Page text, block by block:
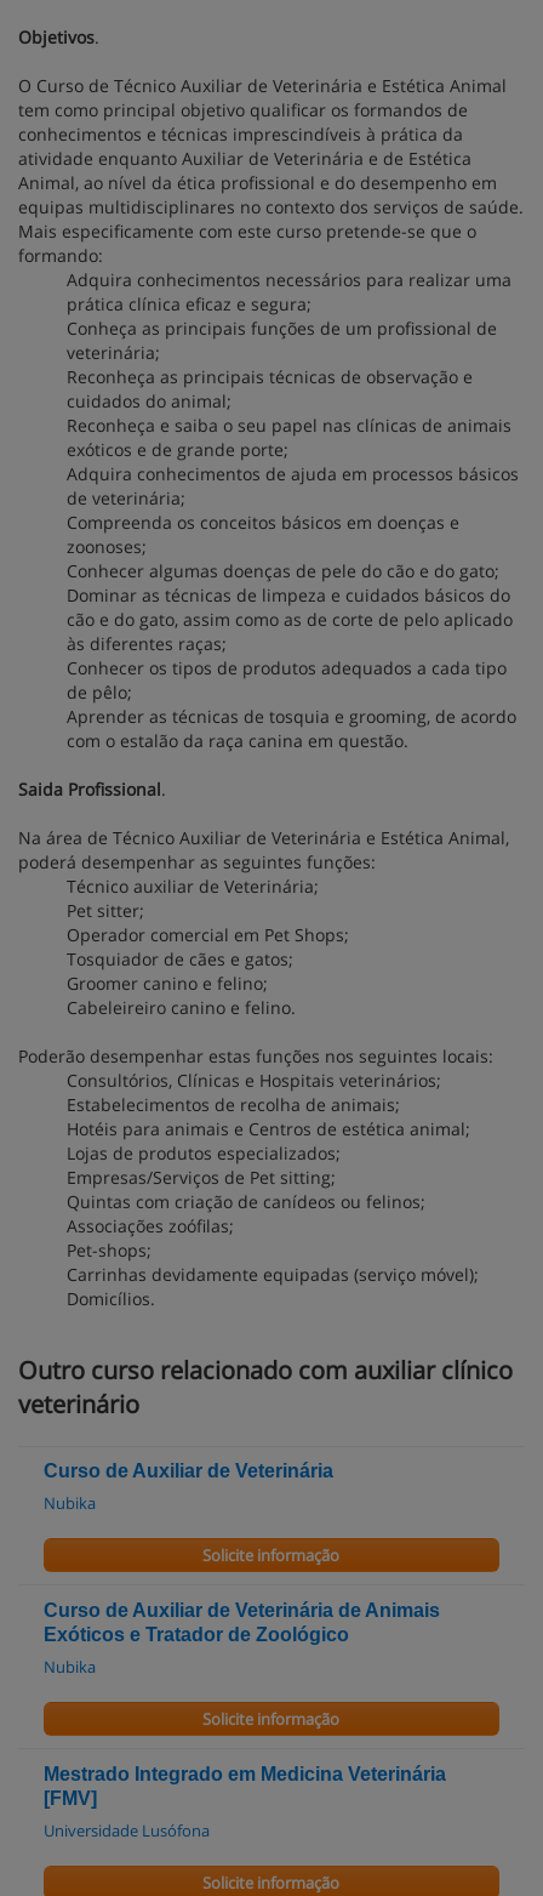
Objetivos.
O Curso de Técnico Auxiliar de Veterinária e Estética Animal
tem como principal objetivo qualificar os formandos de
conhecimentos e técnicas imprescindíveis à prática da
atividade enquanto Auxiliar de Veterinária e de Estética
Animal, ao nível da ética profissional e do desempenho em
equipas multidisciplinares no contexto dos serviços de saúde.
Mais especificamente com este curso pretende-se que o
formando:
Adquira conhecimentos necessários para realizar uma
prática clínica eficaz e segura;
Conheça as principais funções de um profissional de
veterinária;
Reconheça as principais técnicas de observação e
cuidados do animal;
Reconheça e saiba o seu papel nas clínicas de animais
exóticos e de grande porte;
Adquira conhecimentos de ajuda em processos básicos
de veterinária;
Compreenda os conceitos básicos em doenças e
zoonoses;
Conhecer algumas doenças de pele do cão e do gato;
Dominar as técnicas de limpeza e cuidados básicos do
cão e do gato, assim como as de corte de pelo aplicado
às diferentes raças;
Conhecer os tipos de produtos adequados a cada tipo
de pêlo;
Aprender as técnicas de tosquia e grooming, de acordo
com o estalão da raça canina em questão.
Saida Profissional.
Na área de Técnico Auxiliar de Veterinária e Estética Animal,
poderá desempenhar as seguintes funções:
Técnico auxiliar de Veterinária;
Pet sitter;
Operador comercial em Pet Shops;
Tosquiador de cães e gatos;
Groomer canino e felino;
Cabeleireiro canino e felino.
Poderão desempenhar estas funções nos seguintes locais:
Consultórios, Clínicas e Hospitais veterinários;
Estabelecimentos de recolha de animais;
Hotéis para animais e Centros de estética animal;
Lojas de produtos especializados;
Empresas/Serviços de Pet sitting;
Quintas com criação de canídeos ou felinos;
Associações zoófilas;
Pet-shops;
Carrinhas devidamente equipadas (serviço móvel);
Domicílios.
Outro curso relacionado com auxiliar clínico
veterinário
Curso de Auxiliar de Veterinária
Nubika
Solicite informação
Curso de Auxiliar de Veterinária de Animais
Exóticos e Tratador de Zoológico
Nubika
Solicite informação
Mestrado Integrado em Medicina Veterinária
[FMV]
Universidade Lusófona
Solicite informação